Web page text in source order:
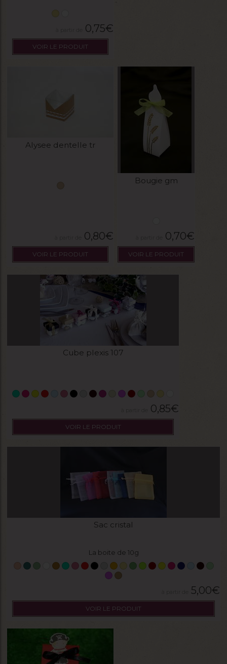
0,75€
VOIR LE PRODUIT
Alysee dentelle tr
0,80€
VOIR LE PRODUIT
Bougie gm
0,70€
VOIR LE PRODUIT
Cube plexis 107
0,85€
VOIR LE PRODUIT
Sac cristal
La boite de 10g
5,00€
VOIR LE PRODUIT